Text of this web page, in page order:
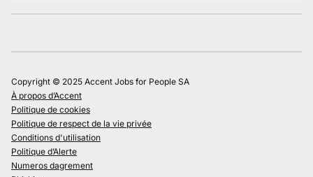
Copyright © 2025 Accent Jobs for People SA
À propos d’Accent
Politique de cookies
Politique de respect de la vie privée
Conditions d'utilisation
Politique d’Alerte
Numeros dagrement